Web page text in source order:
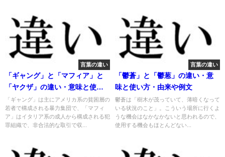
言葉の違い
「ギャング」と「マフィア」と
「ヤクザ」の違い・意味と使い
方・由来や例文
「ギャング」は主にアメリカ系の貧困層の
若者で構成される暴力集団で、「マフィ
ア」はイタリア系の成人から構成される犯
罪組織で、非合法的な取引で収...
言葉の違い
「鬱蒼」と「鬱葱」の違い・意
味と使い方・由来や例文
鬱蒼は「樹木が茂っていて、薄暗くなって
いる状況のこと」。こういう場所に行くよ
うな機会はなかなかないと思われるので、
使用する機会もほとんどない...